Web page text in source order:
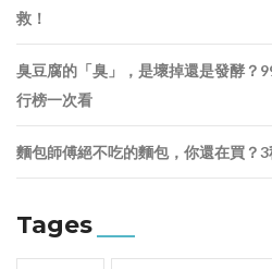
救！
臭豆腐的「臭」，是壞掉還是發酵？
行榜一次看
麵包師傅絕不吃的麵包，你還在買？3
Tages